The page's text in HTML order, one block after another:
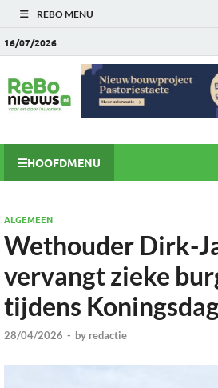
REBO MENU
16/07/2026
HOOFDMENU
ALGEMEEN
Wethouder Dirk-
vervangt zieke
tijdens
28/04/2026 - by redactie